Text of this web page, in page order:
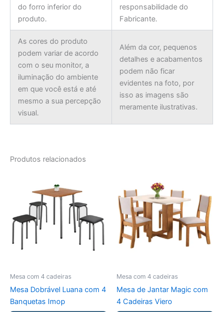
do forro inferior do
produto.
responsabilidade do
Fabricante.
As cores do produto
podem variar de acordo
com o seu monitor, a
iluminação do ambiente
em que você está e até
mesmo a sua percepção
visual.
Além da cor, pequenos
detalhes e acabamentos
podem não ficar
evidentes na foto, por
isso as imagens são
meramente ilustrativas.
Produtos relacionados
Mesa com 4 cadeiras
Mesa Dobrável Luana com 4
Banquetas Imop
Mesa com 4 cadeiras
Mesa de Jantar Magic com
4 Cadeiras Viero